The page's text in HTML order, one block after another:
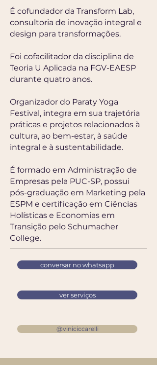
É cofundador da Transform Lab,
consultoria de inovação integral e
design para transformações.
Foi cofacilitador da disciplina de
Teoria U Aplicada na FGV-EAESP
durante quatro anos.
Organizador do Paraty Yoga
Festival, integra em sua trajetória
práticas e projetos relacionados à
cultura, ao bem-estar, à saúde
integral e à sustentabilidade.
É formado em Administração de
Empresas pela PUC-SP, possui
pós-graduação em Marketing pela
ESPM e certificação em Ciências
Holísticas e Economias em
Transição pelo Schumacher
College.
conversar no whatsapp
ver serviços
@viniciccarelli